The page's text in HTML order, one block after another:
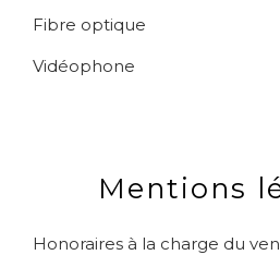
Fibre optique
Vidéophone
Mentions
Honoraires à la charge du